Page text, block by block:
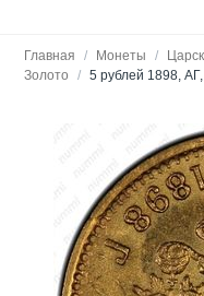
Главная / Монеты /
Золото
/ 5 рублей 1898,